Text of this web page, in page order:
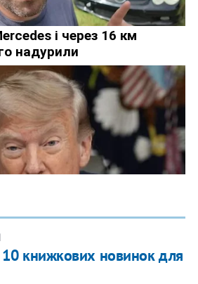
книжкових новинок для